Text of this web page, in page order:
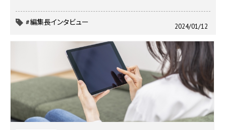
2024/01/12
#編集長インタビュー